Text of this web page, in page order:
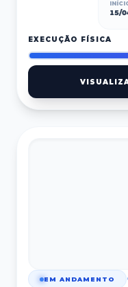
15/
EXECUÇÃO FÍSICA
EM ANDAMENTO